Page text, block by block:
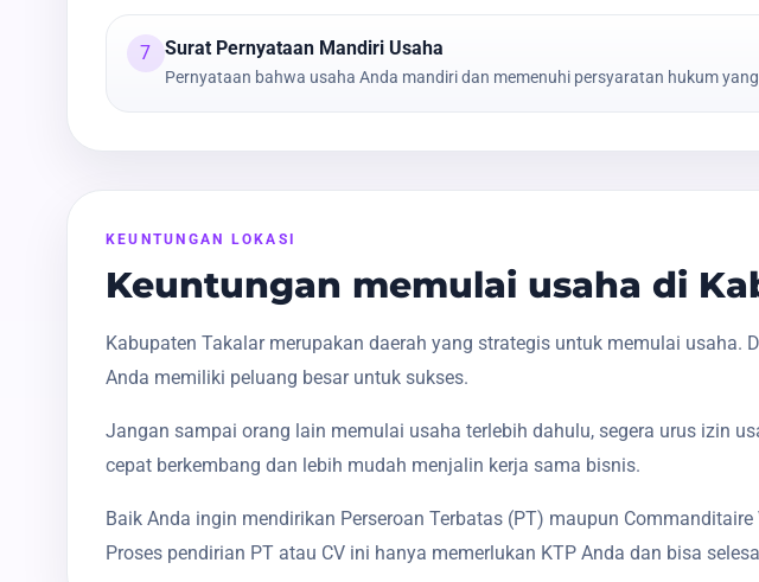
7 Surat Pernyataan Mandiri Usaha
Pernyataan bahwa usaha Anda mandiri dan memenuhi persyaratan hukum
KEUNTUNGAN LOKASI
Keuntungan memulai usaha di
Kabupaten Takalar merupakan daerah yang strategis untuk memulai
Anda memiliki peluang besar untuk sukses.
Jangan sampai orang lain memulai usaha terlebih dahulu, segera urus izin
cepat berkembang dan lebih mudah menjalin kerja sama bisnis.
Baik Anda ingin mendirikan Perseroan Terbatas (PT) maupun
Proses pendirian PT atau CV ini hanya memerlukan KTP Anda dan bisa